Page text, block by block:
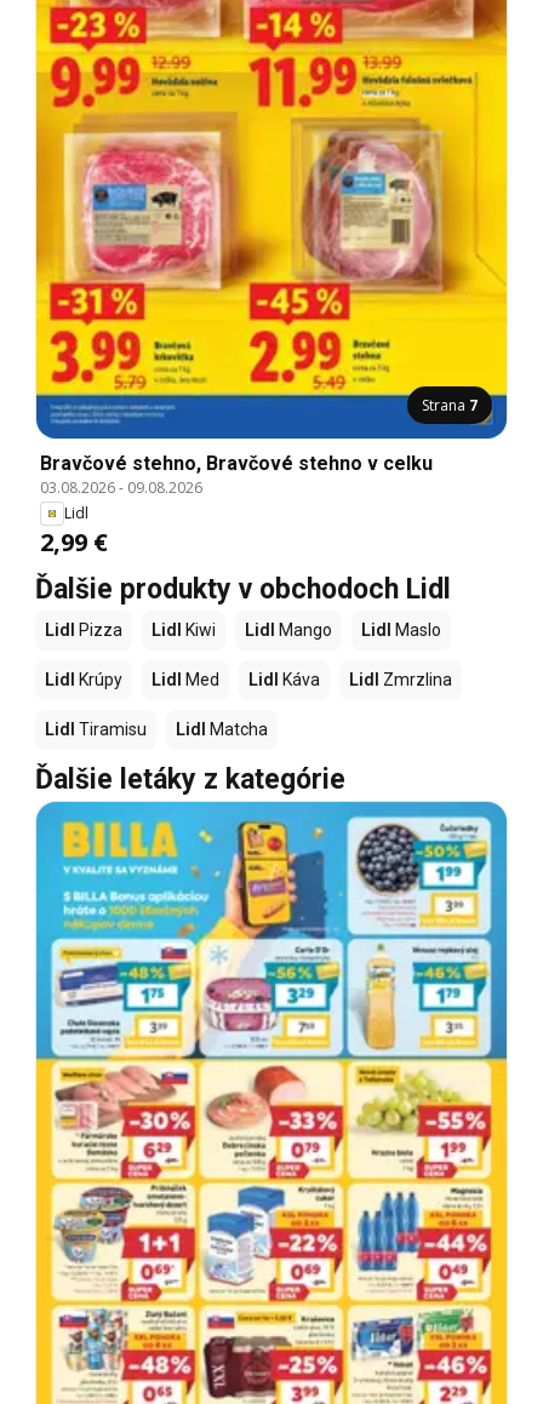
Strana 7
Bravčové stehno, Bravčové stehno v celku
03.08.2026- 09.08.2026
Lidl
2,99 €
Ďalšie produkty v obchodoch Lidl
Lidl Pizza Lidl Kiwi Lidl Mango Lidl Maslo
Lidl Krúpy Lidl Med Lidl Káva Lidl Zmrzlina
Lidl Tiramisu Lidl Matcha
Ďalšie letáky z kategórie